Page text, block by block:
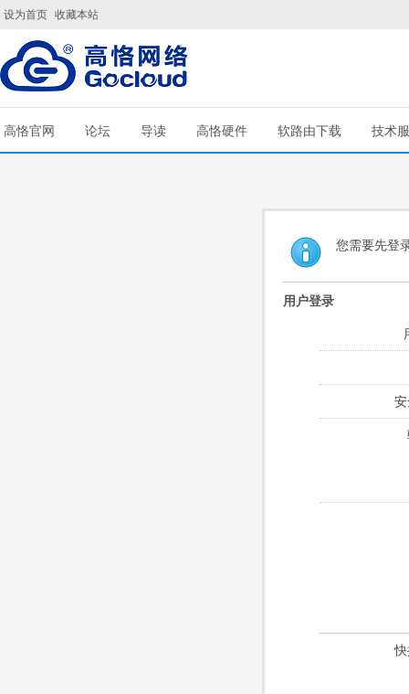
设为首页 收藏本站
高恪官网 论坛 导读 高恪硬件 软路由下载 技术
您需要先登
用户登录